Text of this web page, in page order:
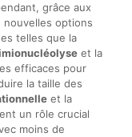
grâce aux
nouvelles options
telles que la
et la
efficaces pour
la taille des
et la
un rôle crucial
moins de